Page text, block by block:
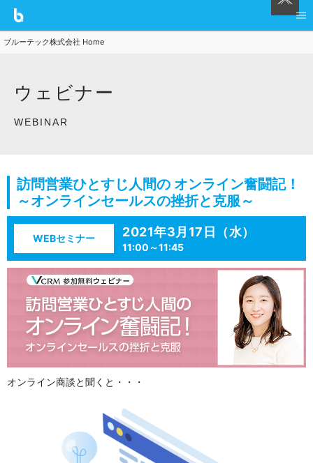
ブルーテック株式会社 Home
ウェビナー
WEBINAR
訪問営業ひとすじ人間の オンライン奮闘記！
～オンラインセールスの挫折と克服～
WEBセミナー 2021年3月17日（水）
11:00～11:45
オンライン商談と聞くと・・・